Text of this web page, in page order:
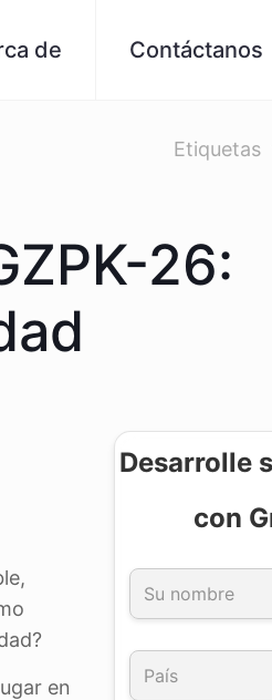
de Contáctanos
Etiquetas
26:
en
Desarrolle
con